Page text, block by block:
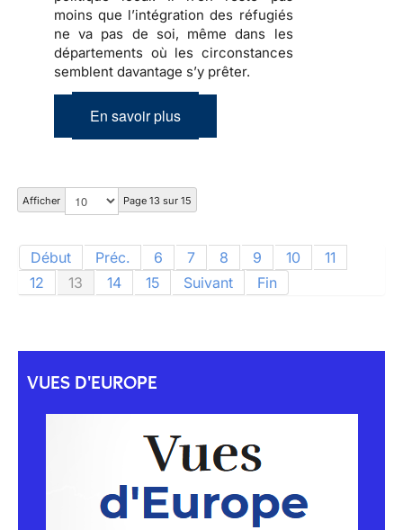
moins que l’intégration des réfugiés
ne va pas de soi, même dans les
départements où les circonstances
semblent davantage s’y prêter.
En savoir plus
Afficher Page 13 sur 15
Début Préc. 6 7 8 9 10
11
12
13 14 15 Suivant Fin
VUES D'EUROPE